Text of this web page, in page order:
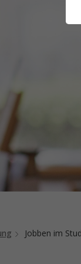
Jobben im